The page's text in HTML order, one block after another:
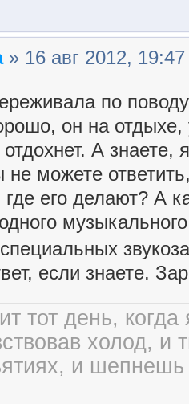
» 16 авг 2012, 19:47
по
он на
А знаете,
не можете
где его делают? А
если знаете.
тот день,
холод, и
и